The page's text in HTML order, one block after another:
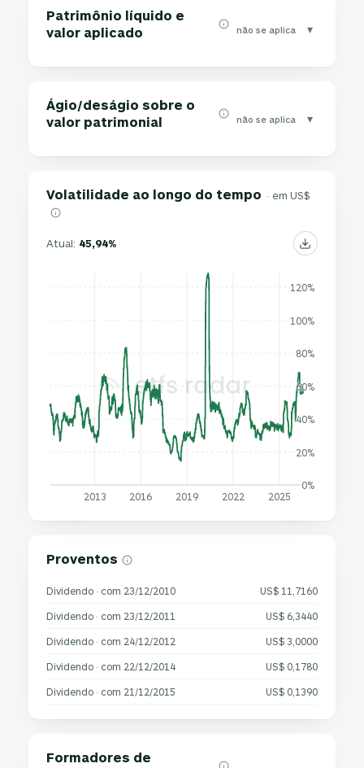
Patrimônio líquido e
valor aplicado
não se aplica ▾
Ágio/deságio sobre o
valor patrimonial
não se aplica ▾
Volatilidade ao longo do tempo · em US$
Atual: 45,94%
0%
20%
40%
60%
80%
100%
120%
2013 2016 2019 2022 2025
Proventos
Dividendo · com 23/12/2010 US$ 11,7160
Dividendo · com 23/12/2011 US$ 6,3440
Dividendo · com 24/12/2012 US$ 3,0000
Dividendo · com 22/12/2014 US$ 0,1780
Dividendo · com 21/12/2015 US$ 0,1390
Formadores de